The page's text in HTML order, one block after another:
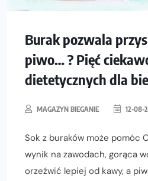
Burak pozwala
piwo… ? Pięć
dietetycznych dla
MAGAZYN BIEGANIE 12-08-
Sok z buraków może pomóc
wynik na zawodach, gorąca
orzeźwić lepiej od kawy, a